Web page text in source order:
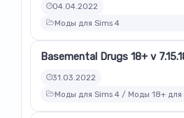
04.04.2022
Моды для Sims 4
Basemental Drugs 18+ v
31.03.2022
Моды для Sims 4 / Моды 18+ для